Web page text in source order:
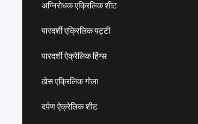
अग्निरोधक एक्रिलिक शीट
पारदर्शी एक्रिलिक पट्टी
पारदर्शी ऐक्रेलिक हिंग्स
ठोस एक्रिलिक गोला
दर्पण ऐक्रेलिक शीट